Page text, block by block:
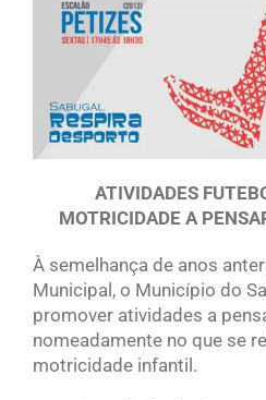
ATIVIDADES
MOTRICIDADE A
À semelhança de anos
Municipal, o Município do
promover atividades a
nomeadamente no que se
motricidade infantil.